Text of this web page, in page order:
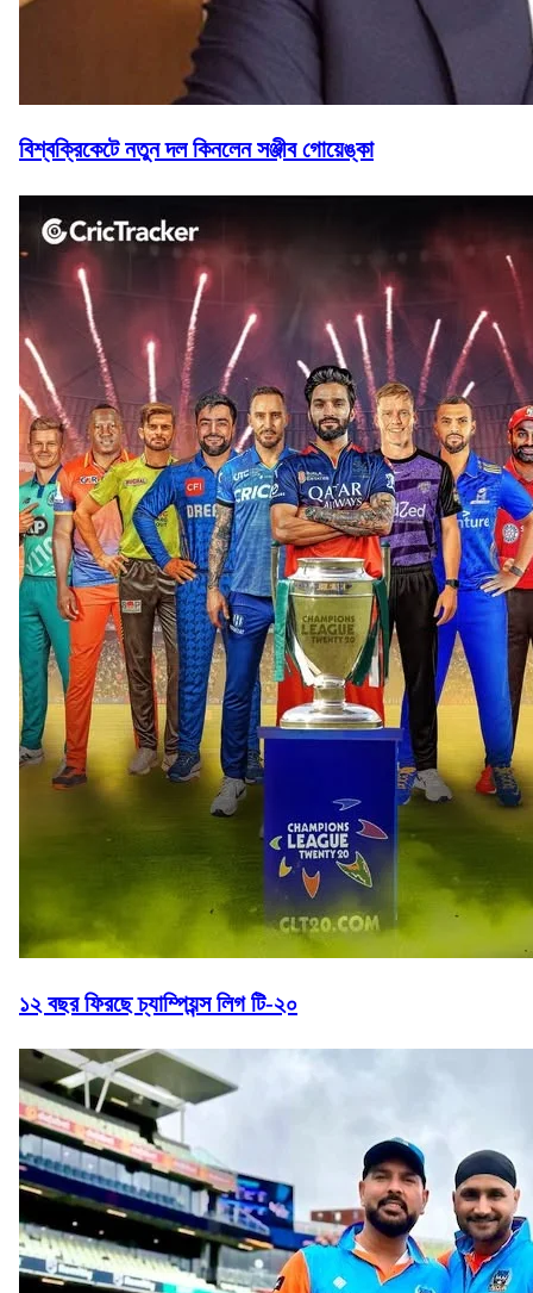
বিশ্বক্রিকেটে নতুন দল কিনলেন সঞ্জীব গোয়েঙ্কা
১২ বছর ফিরছে চ্যাম্পিয়ন্স লিগ টি-২০